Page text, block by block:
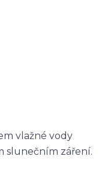
vlažné vody
slunečním záření.